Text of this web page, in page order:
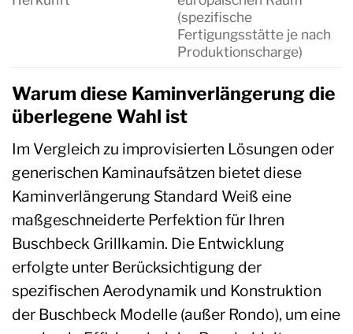
(spezifische
Fertigungsstätte je nach
Produktionscharge)
Warum diese Kaminverlängerung die
überlegene Wahl ist
Im Vergleich zu improvisierten Lösungen oder
generischen Kaminaufsätzen bietet diese
Kaminverlängerung Standard Weiß eine
maßgeschneiderte Perfektion für Ihren
Buschbeck Grillkamin. Die Entwicklung
erfolgte unter Berücksichtigung der
spezifischen Aerodynamik und Konstruktion
der Buschbeck Modelle (außer Rondo), um eine